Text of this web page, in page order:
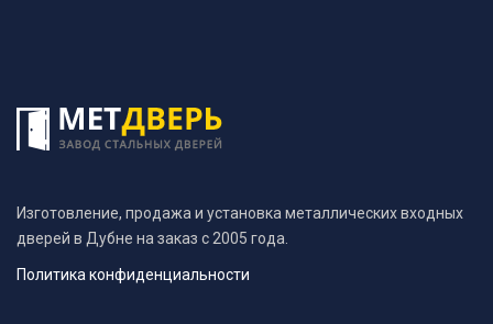
Изготовление, продажа и установка металлических входных
дверей в Дубне на заказ с 2005 года.
Политика конфиденциальности